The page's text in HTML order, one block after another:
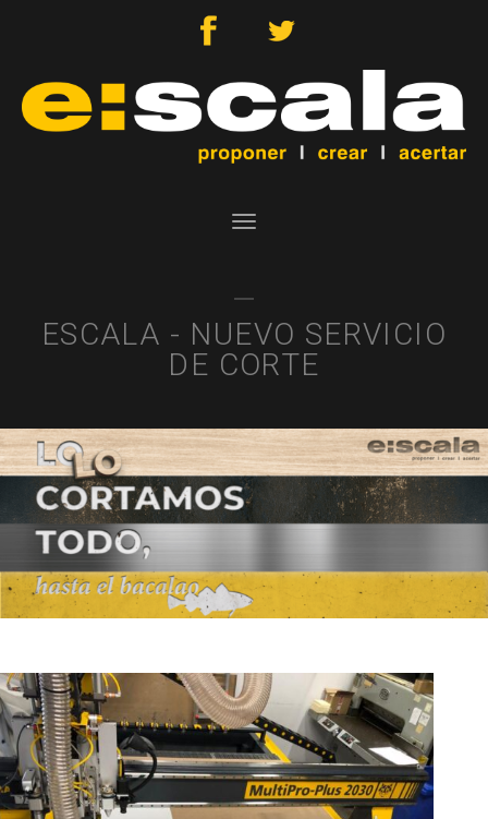
Toggle
ESCALA - NUEVO SERVICIO
DE CORTE